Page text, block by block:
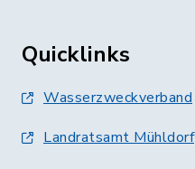
Quicklinks
Wasserzweckverband
Landratsamt Mühldorf